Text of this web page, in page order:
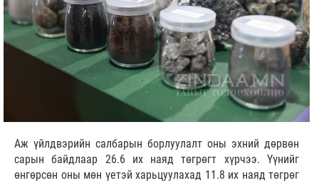
Аж үйлдвэрийн салбарын борлуулалт оны эхний дөрвөн
сарын байдлаар 26.6 их наяд төгрөгт хүрчээ. Үүнийг
өнгөрсөн оны мөн үетэй харьцуулахад 11.8 их наяд төгрөг